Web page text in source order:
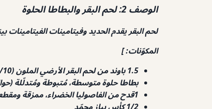
الوصف 2: لحم البقر والبطاطا الحلوة
لحم البقر يقدم الحديد وفيتامينات الفيتامينات
المكوّنات: ]
1.5 باوند من لحم البقر الأرضي الملون (90/10 أو الدهون الزائدة عن الحاجة)
بطاطا حلوة متوسطة، مُتبوطة ومُتدلّلة
1قدح من الفاصوليا الخضراء، ممزقة ومقطعة
1/2 كأس بياز مجمّد